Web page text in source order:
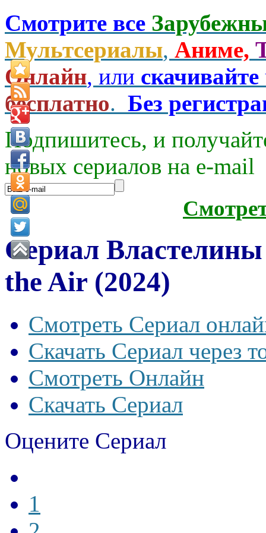
Смотрите все
Мультсериалы, Аниме,
Онлайн, или скачивайте
бесплатно. Без
Подпишитесь, и
новых сериалов на e-mаil
Сериал
the Air (2024)
Смотреть Сериал
Скачать Сериал через
Смотреть Онлайн
Скачать Сериал
Оцените Сериал
1